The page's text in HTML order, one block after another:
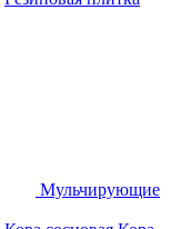
Мульчирующие